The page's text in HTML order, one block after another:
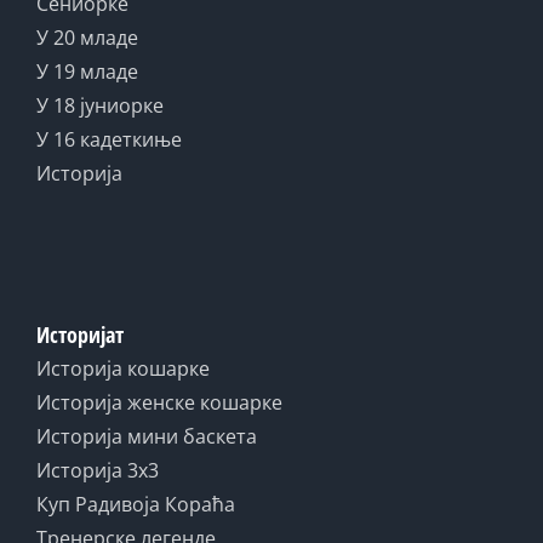
У 20 младе
У 19 младе
У 18 јуниорке
У 16 кадеткиње
Историја
Историјат
Историја кошарке
Историја женске кошарке
Историја мини баскета
Историја 3x3
Куп Радивоја Кораћа